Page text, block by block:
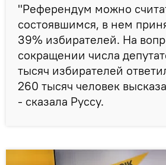
"Референдум можно
состоявшимся, в нем
39% избирателей. На
сокращении числа
тысяч избирателей
260 тысяч человек
- сказала Руссу.